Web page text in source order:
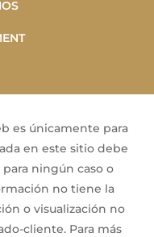
es únicamente para
en este sitio debe
ningún caso o
no tiene la
o visualización no
cliente. Para más